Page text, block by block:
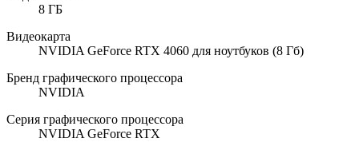
8 ГБ
Видеокарта
NVIDIA GeForce RTX 4060 для ноутбуков (8 Гб)
Бренд графического процессора
NVIDIA
Серия графического процессора
NVIDIA GeForce RTX